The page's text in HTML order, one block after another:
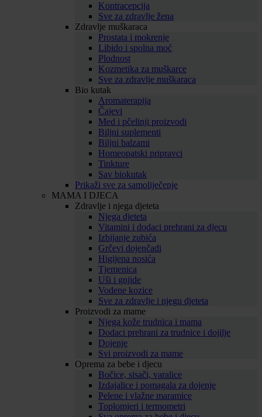
Kontracepcija
Sve za zdravlje žena
Zdravlje muškaraca
Prostata i mokrenje
Libido i spolna moć
Plodnost
Kozmetika za muškarce
Sve za zdravlje muškaraca
Bio kutak
Aromaterapija
Čajevi
Med i pčelinji proizvodi
Biljni suplementi
Biljni balzami
Homeopatski pripravci
Tinkture
Sav biokutak
Prikaži sve za samoliječenje
MAMA I DJECA
Zdravlje i njega djeteta
Njega djeteta
Vitamini i dodaci prehrani za djecu
Izbijanje zubića
Grčevi dojenčadi
Higijena nosića
Tjemenica
Uši i gnjide
Vodene kozice
Sve za zdravlje i njegu djeteta
Proizvodi za mame
Njega kože trudnica i mama
Dodaci prehrani za trudnice i dojilje
Dojenje
Svi proizvodi za mame
Oprema za bebe i djecu
Bočice, sisači, varalice
Izdajalice i pomagala za dojenje
Pelene i vlažne maramice
Toplomjeri i termometri